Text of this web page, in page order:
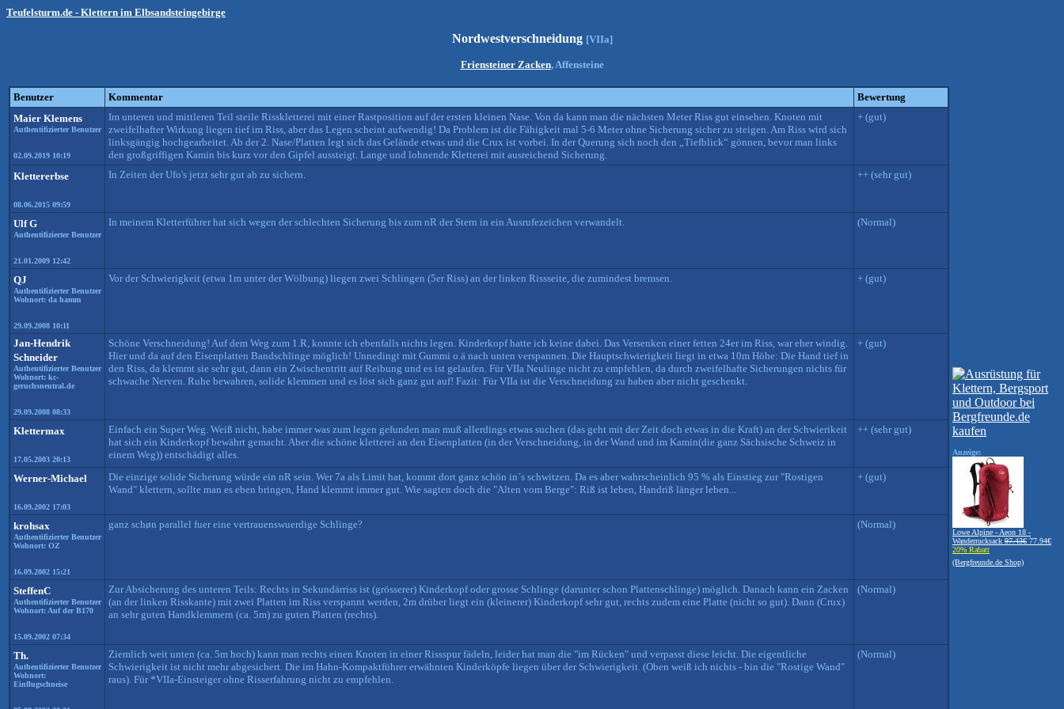
Teufelsturm.de - Klettern im Elbsandsteingebirge
Nordwestverschneidung [VIIa]
Friensteiner Zacken, Affensteine
Benutzer Kommentar
Bewertung
Maier Klemens
Authentifizierter Benutzer
02.09.2019 10:19
Im unteren und mittleren Teil steile Risskletterei mit einer Rastposition auf der ersten kleinen Nase. Von da kann man die nächsten Meter Riss gut einsehen. Knoten mit
zweifelhafter Wirkung liegen tief im Riss, aber das Legen scheint aufwendig! Da Problem ist die Fähigkeit mal 5-6 Meter ohne Sicherung sicher zu steigen. Am Riss wird sich
linksgängig hochgearbeitet. Ab der 2. Nase/Platten legt sich das Gelände etwas und die Crux ist vorbei. In der Querung sich noch den „Tiefblick“ gönnen, bevor man links
den großgriffigen Kamin bis kurz vor den Gipfel aussteigt. Lange und lohnende Kletterei mit ausreichend Sicherung.
+ (gut)
Klettererbse
08.06.2015 09:59
In Zeiten der Ufo's jetzt sehr gut ab zu sichern. ++ (sehr gut)
Ulf G
Authentifizierter Benutzer
21.01.2009 12:42
In meinem Kletterführer hat sich wegen der schlechten Sicherung bis zum nR der Stern in ein Ausrufezeichen verwandelt. (Normal)
QJ
Authentifizierter Benutzer
Wohnort: da hamm
29.09.2008 10:11
Vor der Schwierigkeit (etwa 1m unter der Wölbung) liegen zwei Schlingen (5er Riss) an der linken Rissseite, die zumindest bremsen. + (gut)
Jan-Hendrik
Schneider
Authentifizierter Benutzer
Wohnort: kc-
geruchsneutral.de
29.09.2008 08:33
Schöne Verschneidung! Auf dem Weg zum 1.R, konnte ich ebenfalls nichts legen. Kinderkopf hatte ich keine dabei. Das Versenken einer fetten 24er im Riss, war eher windig.
Hier und da auf den Eisenplatten Bandschlinge möglich! Unnedingt mit Gummi o.ä nach unten verspannen. Die Hauptschwierigkeit liegt in etwa 10m Höhe: Die Hand tief in
den Riss, da klemmt sie sehr gut, dann ein Zwischentritt auf Reibung und es ist gelaufen. Für VIIa Neulinge nicht zu empfehlen, da durch zweifelhafte Sicherungen nichts für
schwache Nerven. Ruhe bewahren, solide klemmen und es löst sich ganz gut auf! Fazit: Für VIIa ist die Verschneidung zu haben aber nicht geschenkt.
+ (gut)
Klettermax
17.05.2003 20:13
Einfach ein Super Weg. Weiß nicht, habe immer was zum legen gefunden man muß allerdings etwas suchen (das geht mit der Zeit doch etwas in die Kraft) an der Schwierikeit
hat sich ein Kinderkopf bewährt gemacht. Aber die schöne kletterei an den Eisenplatten (in der Verschneidung, in der Wand und im Kamin(die ganz Sächsische Schweiz in
einem Weg)) entschädigt alles.
++ (sehr gut)
Werner-Michael
16.09.2002 17:03
Die einzige solide Sicherung würde ein nR sein. Wer 7a als Limit hat, kommt dort ganz schön in´s schwitzen. Da es aber wahrscheinlich 95 % als Einstieg zur "Rostigen
Wand" klettern, sollte man es eben bringen, Hand klemmt immer gut. Wie sagten doch die "Alten vom Berge": Riß ist leben, Handriß länger leben...
+ (gut)
krohsax
Authentifizierter Benutzer
Wohnort: OZ
16.09.2002 15:21
ganz schøn parallel fuer eine vertrauenswuerdige Schlinge? (Normal)
SteffenC
Authentifizierter Benutzer
Wohnort: Auf der B170
15.09.2002 07:34
Zur Absicherung des unteren Teils: Rechts in Sekundärriss ist (grösserer) Kinderkopf oder grosse Schlinge (darunter schon Plattenschlinge) möglich. Danach kann ein Zacken
(an der linken Risskante) mit zwei Platten im Riss verspannt werden, 2m drüber liegt ein (kleinerer) Kinderkopf sehr gut, rechts zudem eine Platte (nicht so gut). Dann (Crux)
an sehr guten Handklemmern (ca. 5m) zu guten Platten (rechts).
(Normal)
Th.
Authentifizierter Benutzer
Wohnort:
Einflugschneise
Ziemlich weit unten (ca. 5m hoch) kann man rechts einen Knoten in einer Rissspur fädeln, leider hat man die "im Rücken" und verpasst diese leicht. Die eigentliche
Schwierigkeit ist nicht mehr abgesichert. Die im Hahn-Kompaktführer erwähnten Kinderköpfe liegen über der Schwierigkeit. (Oben weiß ich nichts - bin die "Rostige Wand"
raus). Für *VIIa-Einsteiger ohne Risserfahrung nicht zu empfehlen.
(Normal)
Anzeige:
Lowe Alpine - Aeon 18 -
Wanderrucksack 97.43€ 77.94€
20% Rabatt
(Bergfreunde.de Shop)